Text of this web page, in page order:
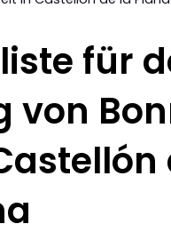
für
von